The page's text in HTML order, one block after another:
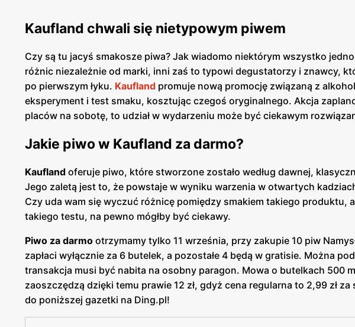
Kaufland chwali się nietypowym piwem
Czy są tu jacyś smakosze piwa? Jak wiadomo niektórym wszystko
różnic niezależnie od marki, inni zaś to typowi degustatorzy i znawcy,
po pierwszym łyku. Kaufland promuje nową promocję związaną z
eksperyment i test smaku, kosztując czegoś oryginalnego. Akcja
placów na sobotę, to udział w wydarzeniu może być ciekawym
Jakie piwo w Kaufland za darmo?
Kaufland oferuje piwo, które stworzone zostało według dawnej,
Jego zaletą jest to, że powstaje w wyniku warzenia w otwartych
Czy uda wam się wyczuć różnicę pomiędzy smakiem takiego produktu,
takiego testu, na pewno mógłby być ciekawy.
Piwo za darmo otrzymamy tylko 11 września, przy zakupie 10 piw
zapłaci wyłącznie za 6 butelek, a pozostałe 4 będą w gratisie. Można
transakcja musi być nabita na osobny paragon. Mowa o butelkach 500
zaoszczędzą dzięki temu prawie 12 zł, gdyż cena regularna to 2,99 zł
do poniższej gazetki na Ding.pl!